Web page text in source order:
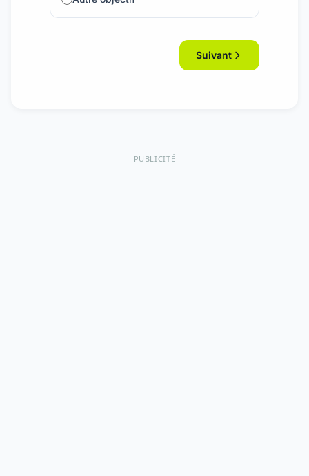
Suivant
PUBLICITÉ